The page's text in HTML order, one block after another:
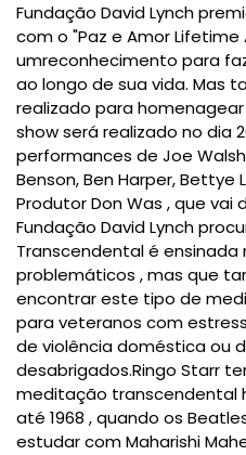
Fundação David Lynch
com o "Paz e Amor Lifetime
umreconhecimento para
ao longo de sua vida. Mas
realizado para
show será realizado no dia
performances de Joe
Benson, Ben Harper,
Produtor Don Was , que vai
Fundação David Lynch
Transcendental é ensinada
problemáticos , mas que
encontrar este tipo de
para veteranos com
de violência doméstica ou
desabrigados.Ringo Starr
meditação transcendental
até 1968 , quando os
estudar com Maharishi